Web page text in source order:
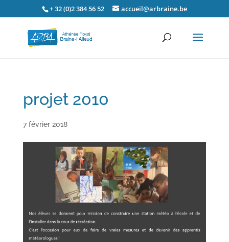
+ 32 (0)2 384 56 52 accueil@arbraine.be
projet 2010
7 février 2018